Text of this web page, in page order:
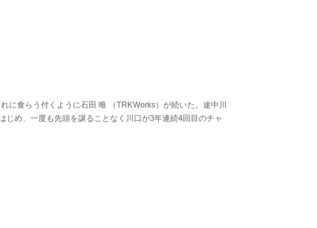
に食らう付くように石田 唯 （TRKWorks）が続いた。途中川
め、一度も先頭を譲ることなく川口が3年連続4回目のチャ